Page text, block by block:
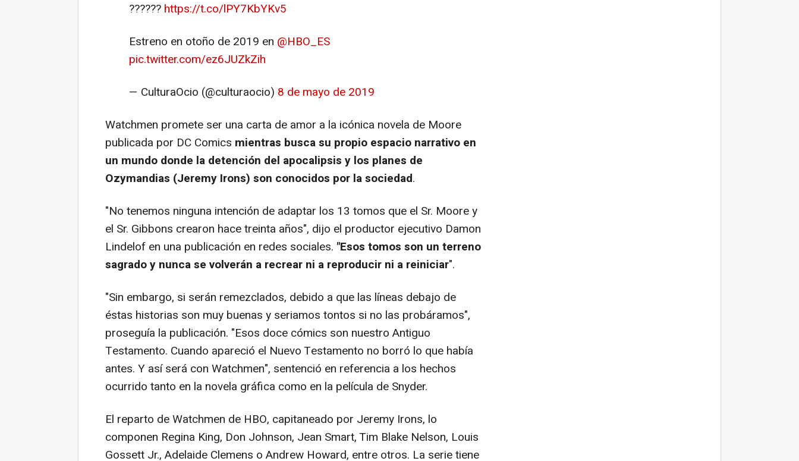
?????? https://t.co/lPY7KbYKv5
Estreno en otoño de 2019 en @HBO_ES
pic.twitter.com/ez6JUZkZih
— CulturaOcio (@culturaocio) 8 de mayo de 2019
Watchmen promete ser una carta de amor a la icónica novela de Moore
publicada por DC Comics mientras busca su propio espacio narrativo en
un mundo donde la detención del apocalipsis y los planes de
Ozymandias (Jeremy Irons) son conocidos por la sociedad.
"No tenemos ninguna intención de adaptar los 13 tomos que el Sr. Moore y
el Sr. Gibbons crearon hace treinta años", dijo el productor ejecutivo Damon
Lindelof en una publicación en redes sociales. "Esos tomos son un terreno
sagrado y nunca se volverán a recrear ni a reproducir ni a reiniciar".
"Sin embargo, si serán remezclados, debido a que las líneas debajo de
éstas historias son muy buenas y seriamos tontos si no las probáramos",
proseguía la publicación. "Esos doce cómics son nuestro Antiguo
Testamento. Cuando apareció el Nuevo Testamento no borró lo que había
antes. Y así será con Watchmen", sentenció en referencia a los hechos
ocurrido tanto en la novela gráfica como en la película de Snyder.
El reparto de Watchmen de HBO, capitaneado por Jeremy Irons, lo
componen Regina King, Don Johnson, Jean Smart, Tim Blake Nelson, Louis
Gossett Jr., Adelaide Clemens o Andrew Howard, entre otros. La serie tiene